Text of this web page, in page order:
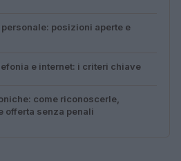
posizioni aperte e
e internet: i criteri chiave
come riconoscerle,
offerta senza penali